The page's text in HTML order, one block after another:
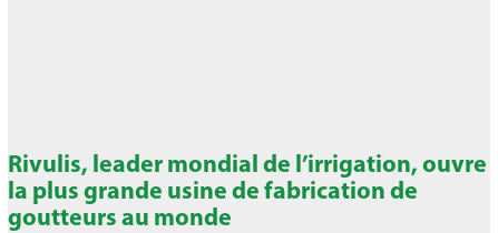
Rivulis, leader mondial de l’irrigation, ouvre
la plus grande usine de fabrication de
goutteurs au monde